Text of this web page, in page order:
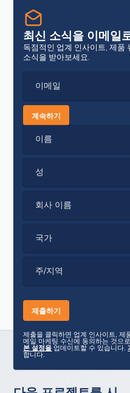
최신 소식을 이메일
독점적인 업계 인사이트, 제품
소식을 받아보세요.
이메일
계속하기
이름
성
회사 이름
국가
주/지역
제출을 클릭하면 업계 인사이트, 제
메일 마케팅 수신에 동의하는 것으
본 설정을업데이트할 수 있습니다.
합니다.